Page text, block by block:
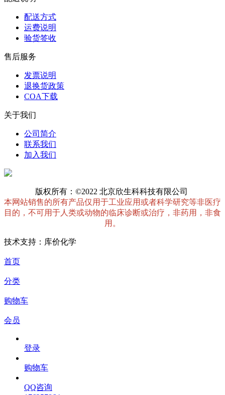
配送方式
运费说明
验货签收
售后服务
发票说明
退换货政策
COA下载
关于我们
公司简介
联系我们
加入我们
本网站销售的所有产品仅用于工业应用或者科学研究等非医疗
目的，不可用于人类或动物的临床诊断或治疗，非药用，非食
用。
176257864